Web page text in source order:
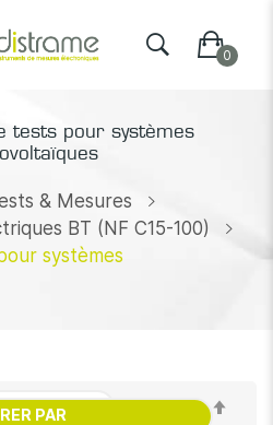
tests pour systèmes
& Mesures
BT (NF C15-100)
systèmes
PAR